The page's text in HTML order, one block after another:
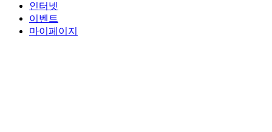
인터넷
이벤트
마이페이지